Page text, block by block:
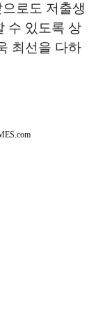
로도 저출생
수 있도록 상
최선을 다하